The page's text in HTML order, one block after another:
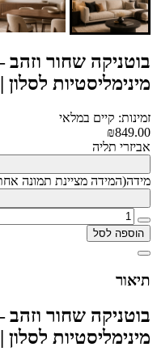
בוטניקה שחור
מינימליסטיות לסלון | GT5652
זמינות: קיים במלאי
₪849.00
אביזרי תליה
מידה(המידה מציינת תמונה
הוספה לסל
תיאור
בוטניקה שחור
מינימליסטיות לסלון | GT5652